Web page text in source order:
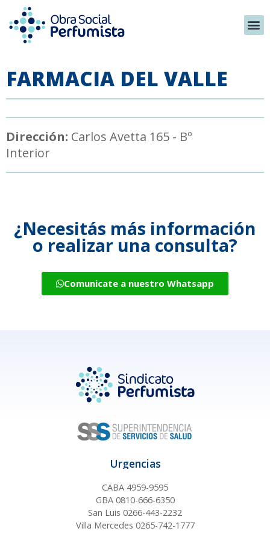
FARMACIA DEL VALLE
Dirección: Carlos Avetta 165 - Bº
Interior
¿Necesitás más información
o realizar una consulta?
Comunicate a nuestro Whatsapp
Urgencias
CABA 4959-9595
GBA 0810-666-6350
San Luis 0266-443-2232
Villa Mercedes 0265-742-1777